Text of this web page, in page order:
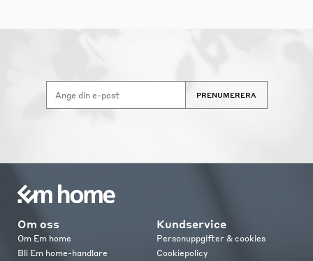
PRENUMERERA
Om oss
Om Em home
Bli Em home-handlare
Kundservice
Personuppgifter & cookies
Cookiepolicy